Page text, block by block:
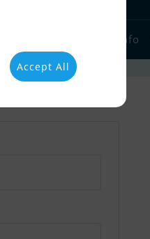
Sejlerinfo
Accept All